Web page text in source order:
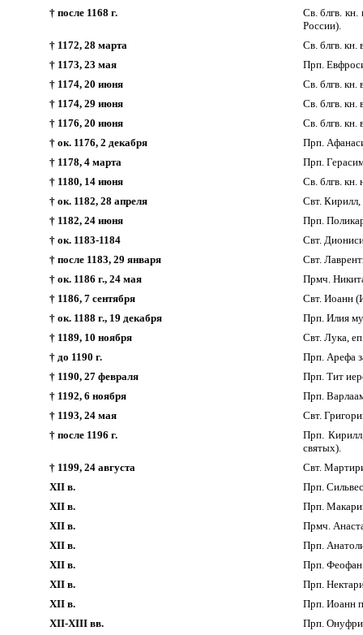
† после 1168 г.
Св. блгв.
России).
† 1172, 28 марта
Св. блгв.
† 1173, 23 мая
Прп.
† 1174, 20 июня
Св. блгв. кн.
† 1174, 29 июня
Св. блгв. кн.
† 1176, 20 июня
Св. блгв.
† ок. 1176, 2 декабря
Прп.
† 1178, 4 марта
Прп.
† 1180, 14 июня
Св. блгв. кн.
† ок. 1182, 28 апреля
Свт. Кирилл,
† 1182, 24 июня
Прп.
† ок. 1183-1184
Свт.
† после 1183, 29 января
Свт.
† ок. 1186 г., 24 мая
Прмч.
† 1186, 7 сентября
Свт. Иоанн
† ок. 1188 г., 19 декабря
Прп. Илия
† 1189, 10 ноября
Свт. Лука,
† до 1190 г.
Прп. Арефа
† 1190, 27 февраля
Прп. Тит
† 1192, 6 ноября
Прп.
† 1193, 24 мая
Свт.
† после 1196 г.
Прп.
святых).
† 1199, 24 августа
Свт.
XII в.
Прп.
XII в.
Прп.
XII в.
Прмч.
XII в.
Прп.
XII в.
Прп. Феофан
XII в.
Прп.
XII в.
Прп. Иоанн
XII-XIII вв.
Прп.